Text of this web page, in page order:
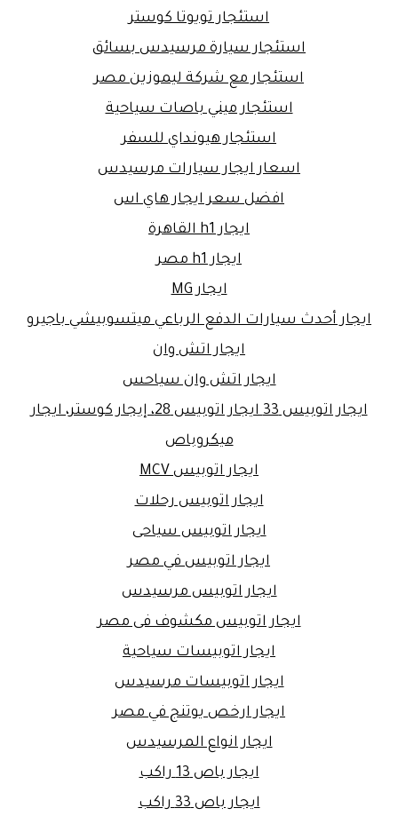
استئجار تويوتا كوستر
استئجار سيارة مرسيدس بسائق
استئجار مع شركة ليموزين مصر
استئجار ميني باصات سياحية
استئجار هيونداي للسفر
اسعار ايجار سيارات مرسيدس
افضل سعر ايجار هاي اس
ايجار h1 القاهرة
ايجار h1 مصر
ايجار MG
ايجار أحدث سيارات الدفع الرباعي ميتسوبيشي باجيرو
ايجار اتش وان
ايجار اتش وان سياحس
ايجار اتوبيس 33 ايجار اتوبيس 28، إيجار كوستر، ايجار
ميكروباص
ايجار اتوبيس MCV
ايجار اتوبيس رحلات
ايجار اتوبيس سياحى
ايجار اتوبيس في مصر
ايجار اتوبيس مرسيدس
ايجار اتوبيس مكشوف فى مصر
ايجار اتوبيسات سياحية
ايجار اتوبيسات مرسيدس
ايجار ارخص يوتنج في مصر
ايجار انواع المرسيدس
ايجار باص 13 راكب
ايجار باص 33 راكب